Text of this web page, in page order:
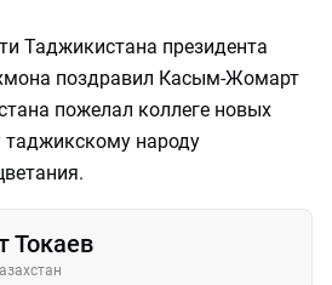
Таджикистана президента
поздравил Касым-Жомарт
пожелал коллеге новых
таджикскому народу